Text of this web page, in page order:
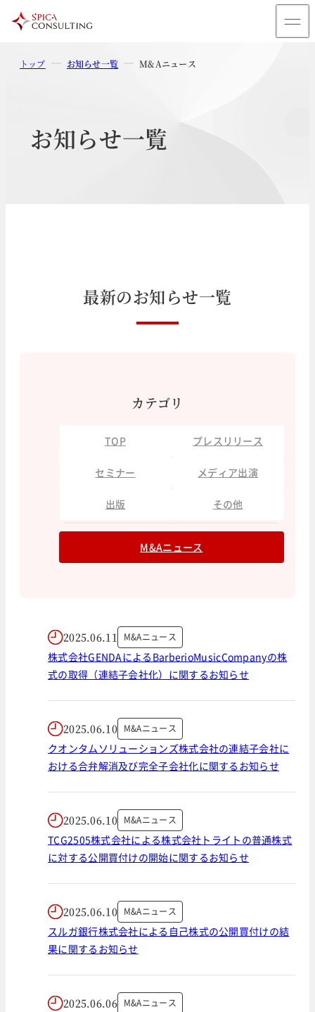
トップ お知らせ一覧 M&Aニュース
お知らせ一覧
最新のお知らせ一覧
カテゴリ
TOP プレスリリース
セミナー メディア出演
出版 その他
M&Aニュース
2025.06.11 M&Aニュース
株式会社GENDAによるBarberioMusicCompanyの株
式の取得（連結子会社化）に関するお知らせ
2025.06.10 M&Aニュース
クオンタムソリューションズ株式会社の連結子会社に
おける合弁解消及び完全子会社化に関するお知らせ
2025.06.10 M&Aニュース
TCG2505株式会社による株式会社トライトの普通株式
に対する公開買付けの開始に関するお知らせ
2025.06.10 M&Aニュース
スルガ銀行株式会社による自己株式の公開買付けの結
果に関するお知らせ
2025.06.06 M&Aニュース